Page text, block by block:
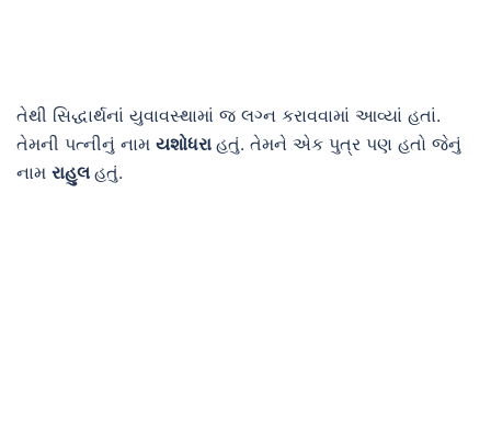
તેથી સિદ્ધાર્થનાં યુવાવસ્થામાં જ લગ્ન કરાવવામાં આવ્યાં હતાં.
તેમની પત્નીનું નામ યશોધરા હતું. તેમને એક પુત્ર પણ હતો જેનું
નામ રાહુલ હતું.